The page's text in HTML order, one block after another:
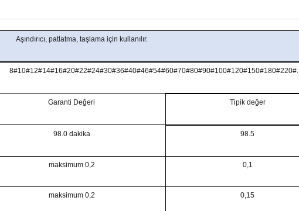
Aşındırıcı, patlatma, taşlama için kullanılır.
8#10#12#14#16#20#22#24#30#36#40#46#54#60#70#80#90#100#120#150#180#220#.
Garanti Değeri Tipik değer
98.0 dakika 98.5
maksimum 0,2 0,1
maksimum 0,2 0,15